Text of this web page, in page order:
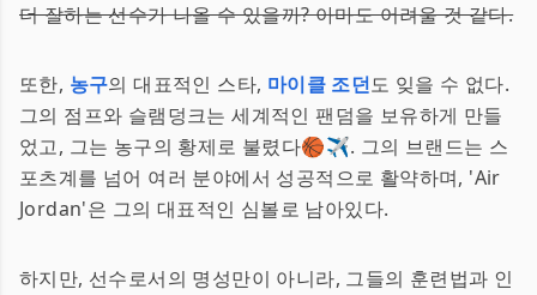
더 잘하는 선수가 나올 수 있을까? 아마도 어려울 것 같다.
또한, 농구의 대표적인 스타, 마이클 조던도 잊을 수 없다.
그의 점프와 슬램덩크는 세계적인 팬덤을 보유하게 만들
었고, 그는 농구의 황제로 불렸다🏀✈️. 그의 브랜드는 스
포츠계를 넘어 여러 분야에서 성공적으로 활약하며, 'Air
Jordan'은 그의 대표적인 심볼로 남아있다.
하지만, 선수로서의 명성만이 아니라, 그들의 훈련법과 인